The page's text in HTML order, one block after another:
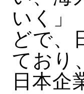
いく」
どで、
ており
日本企